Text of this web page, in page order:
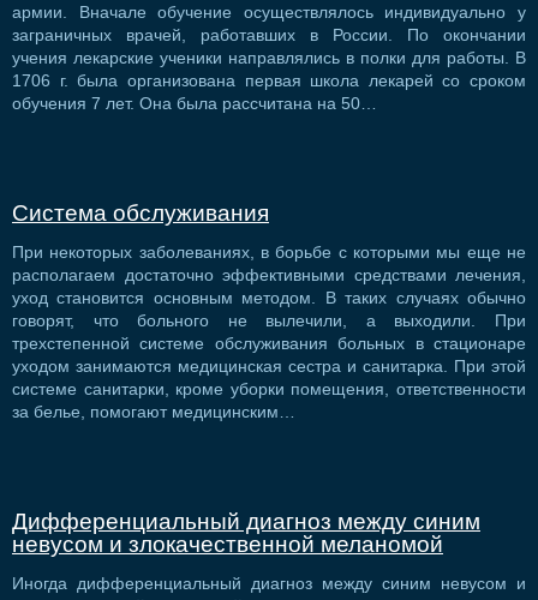
армии. Вначале обучение осуществлялось индивидуально у
заграничных врачей, работавших в России. По окончании
учения лекарские ученики направлялись в полки для работы. В
1706 г. была организована первая школа лекарей со сроком
обучения 7 лет. Она была рассчитана на 50…
Система обслуживания
При некоторых заболеваниях, в борьбе с которыми мы еще не
располагаем достаточно эффективными средствами лечения,
уход становится основным методом. В таких случаях обычно
говорят, что больного не вылечили, а выходили. При
трехстепенной системе обслуживания больных в стационаре
уходом занимаются медицинская сестра и санитарка. При этой
системе санитарки, кроме уборки помещения, ответственности
за белье, помогают медицинским…
Дифференциальный диагноз между синим
невусом и злокачественной меланомой
Иногда дифференциальный диагноз между синим невусом и